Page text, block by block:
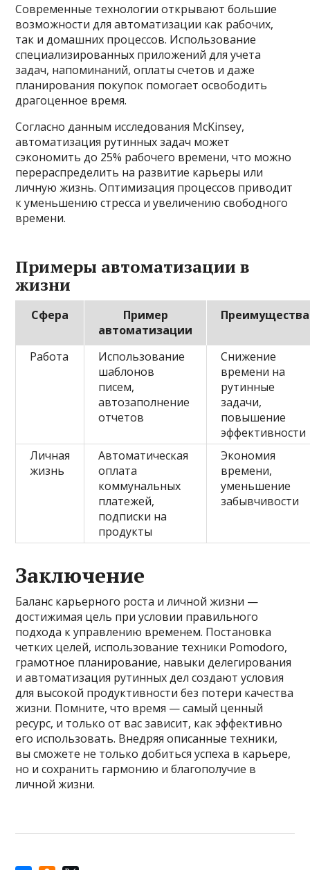
Современные технологии открывают большие
возможности для автоматизации как рабочих,
так и домашних процессов. Использование
специализированных приложений для учета
задач, напоминаний, оплаты счетов и даже
планирования покупок помогает освободить
драгоценное время.
Согласно данным исследования McKinsey,
автоматизация рутинных задач может
сэкономить до 25% рабочего времени, что можно
перераспределить на развитие карьеры или
личную жизнь. Оптимизация процессов приводит
к уменьшению стресса и увеличению свободного
времени.
Примеры автоматизации в
жизни
Сфера
Пример
автоматизации
Преимущества
Работа
Использование
шаблонов
писем,
автозаполнение
отчетов
Снижение
времени на
рутинные
задачи,
повышение
эффективности
Личная
жизнь
Автоматическая
оплата
коммунальных
платежей,
подписки на
продукты
Экономия
времени,
уменьшение
забывчивости
Заключение
Баланс карьерного роста и личной жизни —
достижимая цель при условии правильного
подхода к управлению временем. Постановка
четких целей, использование техники Pomodoro,
грамотное планирование, навыки делегирования
и автоматизация рутинных дел создают условия
для высокой продуктивности без потери качества
жизни. Помните, что время — самый ценный
ресурс, и только от вас зависит, как эффективно
его использовать. Внедряя описанные техники,
вы сможете не только добиться успеха в карьере,
но и сохранить гармонию и благополучие в
личной жизни.